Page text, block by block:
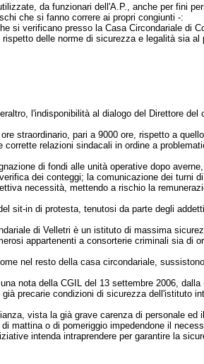
da funzionari dell'A.P., anche per fini
che si fanno correre ai propri congiunti -:
si verificano presso la Casa Circondariale di
delle norme di sicurezza e legalità sia al
l'indisponibilità al dialogo del Direttore del
straordinario, pari a 9000 ore, rispetto a
relazioni sindacali in ordine a
di fondi alle unità operative dopo averne,
dei conteggi; la comunicazione dei turni
necessità, mettendo a rischio la
sit-in di protesta, tenutosi da parte degli
di Velletri è un istituto di massima
appartenenti a consorterie criminali sia di
nel resto della casa circondariale,
nota della CGIL del 13 settembre 2006, dalla
precarie condizioni di sicurezza dell'istituto
vista la già grave carenza di personale ed
mattina o di pomeriggio impedendone il
intenda intraprendere per garantire la